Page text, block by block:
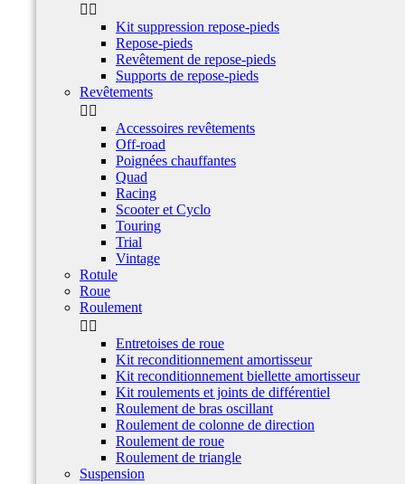
 
Kit suppression repose-pieds
Repose-pieds
Revêtement de repose-pieds
Supports de repose-pieds
Revêtements
 
Accessoires revêtements
Off-road
Poignées chauffantes
Quad
Racing
Scooter et Cyclo
Touring
Trial
Vintage
Rotule
Roue
Roulement
 
Entretoises de roue
Kit reconditionnement amortisseur
Kit reconditionnement biellette amortisseur
Kit roulements et joints de différentiel
Roulement de bras oscillant
Roulement de colonne de direction
Roulement de roue
Roulement de triangle
Suspension